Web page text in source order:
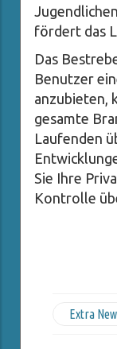
fördert das
Das
Benutzer
anzubieten,
gesamte
Laufenden
Sie Ihre
Kontrolle
Extra